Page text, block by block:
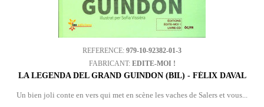
REFERENCE: 979-10-92382-01-3
FABRICANT: EDITE-MOI !
LA LEGENDA DEL GRAND GUINDON (BIL) - FÉLIX DAVAL
Un bien joli conte en vers qui met en scène les vaches de Salers et vous...